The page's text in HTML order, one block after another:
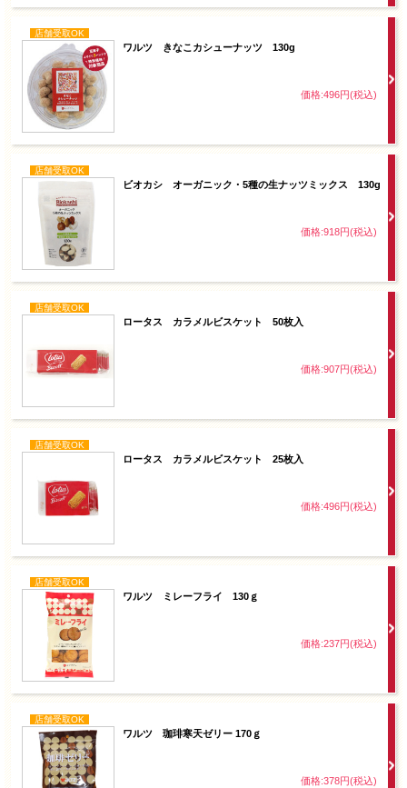
店舗受取OK
ワルツ きなこカシューナッツ 130g
価格:496円(税込)
店舗受取OK
ビオカシ オーガニック・5種の生ナッツミックス 130g
価格:918円(税込)
店舗受取OK
ロータス カラメルビスケット 50枚入
価格:907円(税込)
店舗受取OK
ロータス カラメルビスケット 25枚入
価格:496円(税込)
店舗受取OK
ワルツ ミレーフライ 130ｇ
価格:237円(税込)
店舗受取OK
ワルツ 珈琲寒天ゼリー 170ｇ
価格:378円(税込)